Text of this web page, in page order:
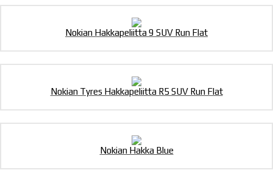
Nokian Hakkapeliitta 9 SUV Run Flat
Nokian Tyres Hakkapeliitta R5 SUV Run Flat
Nokian Hakka Blue